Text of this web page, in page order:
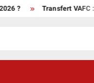
Transfert VAFC :